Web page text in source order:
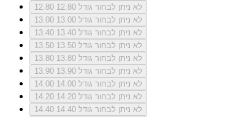
12.80
לא ניתן לבחור גודל 12.80
13.00
לא ניתן לבחור גודל 13.00
13.40
לא ניתן לבחור גודל 13.40
13.50
לא ניתן לבחור גודל 13.50
13.80
לא ניתן לבחור גודל 13.80
13.90
לא ניתן לבחור גודל 13.90
14.00
לא ניתן לבחור גודל 14.00
14.20
לא ניתן לבחור גודל 14.20
14.40
לא ניתן לבחור גודל 14.40